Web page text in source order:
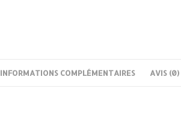
INFORMATIONS COMPLÉMENTAIRES AVIS (0)